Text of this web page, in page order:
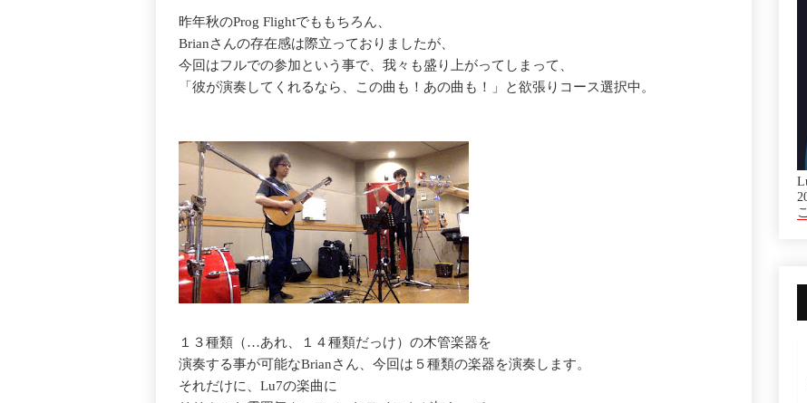
昨年秋のProg Flightでももちろん、
Brianさんの存在感は際立っておりましたが、
今回はフルでの参加という事で、我々も盛り上がってしまって、
「彼が演奏してくれるなら、この曲も！あの曲も！」と欲張りコース選択中。
１３種類（…あれ、１４種類だっけ）の木管楽器を
演奏する事が可能なBrianさん、今回は５種類の楽器を演奏します。
それだけに、Lu7の楽曲に